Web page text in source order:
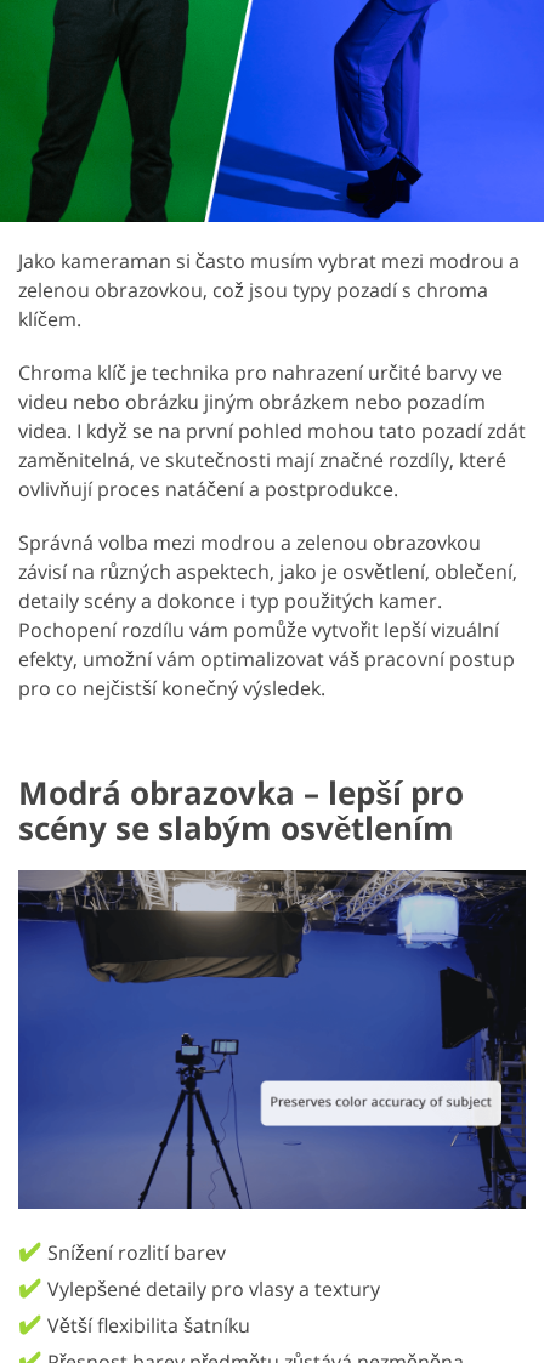
Jako kameraman si často musím vybrat mezi modrou a
zelenou obrazovkou, což jsou typy pozadí s chroma
klíčem.
Chroma klíč je technika pro nahrazení určité barvy ve
videu nebo obrázku jiným obrázkem nebo pozadím
videa. I když se na první pohled mohou tato pozadí zdát
zaměnitelná, ve skutečnosti mají značné rozdíly, které
ovlivňují proces natáčení a postprodukce.
Správná volba mezi modrou a zelenou obrazovkou
závisí na různých aspektech, jako je osvětlení, oblečení,
detaily scény a dokonce i typ použitých kamer.
Pochopení rozdílu vám pomůže vytvořit lepší vizuální
efekty, umožní vám optimalizovat váš pracovní postup
pro co nejčistší konečný výsledek.
Modrá obrazovka – lepší pro
scény se slabým osvětlením
✔️ Snížení rozlití barev
✔️ Vylepšené detaily pro vlasy a textury
✔️ Větší flexibilita šatníku